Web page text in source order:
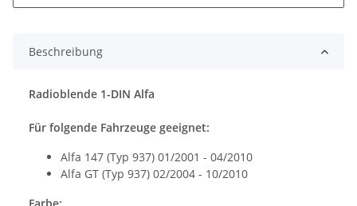
Beschreibung
Radioblende 1-DIN Alfa
Für folgende Fahrzeuge geeignet:
Alfa 147 (Typ 937) 01/2001 - 04/2010
Alfa GT (Typ 937) 02/2004 - 10/2010